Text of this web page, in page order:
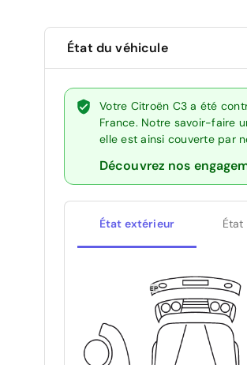
État du véhicule
Votre Citroën C3 a été
France. Notre savoir-faire
elle est ainsi couverte par
Découvrez nos
État extérieur État